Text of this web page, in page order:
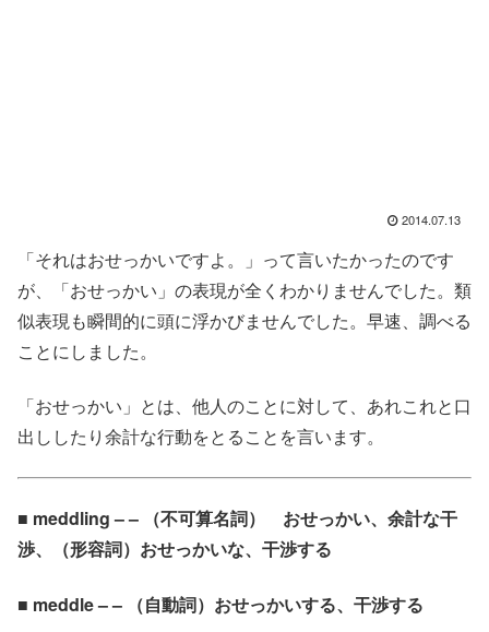
2014.07.13
「それはおせっかいですよ。」って言いたかったのです
が、「おせっかい」の表現が全くわかりませんでした。類
似表現も瞬間的に頭に浮かびませんでした。早速、調べる
ことにしました。
「おせっかい」とは、他人のことに対して、あれこれと口
出ししたり余計な行動をとることを言います。
■ meddling – – （不可算名詞） おせっかい、余計な干
渉、（形容詞）おせっかいな、干渉する
■ meddle – – （自動詞）おせっかいする、干渉する